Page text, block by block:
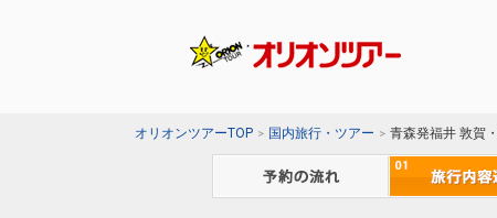
オリオンツアーTOP 国内旅行・ツアー 青森発福井 敦賀